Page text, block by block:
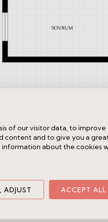
of our visitor data, to improve
content and to give you a
about the cookies
ADJUST ACCEPT ALL